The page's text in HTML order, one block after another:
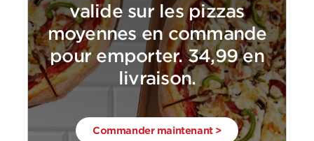
valide sur les pizzas
moyennes en commande
pour emporter. 34,99 en
livraison.
Commander maintenant >